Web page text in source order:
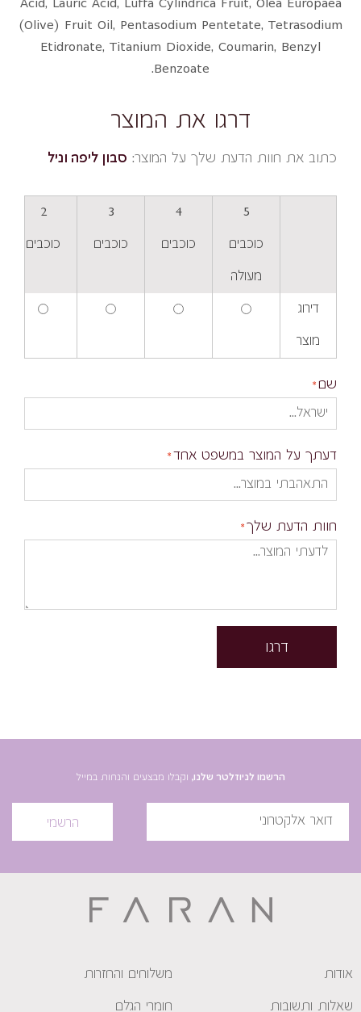
Acid, Lauric Acid, Luffa Cylindrica Fruit, Olea Europaea
(Olive) Fruit Oil, Pentasodium Pentetate, Tetrasodium
Etidronate, Titanium Dioxide, Coumarin, Benzyl
Benzoate.
דרגו את המוצר
כתוב את חוות הדעת שלך על המוצר: סבון ליפה וניל
5
כוכבים
מעולה
4
כוכבים
3
כוכבים
2
כוכבים
דירוג
מוצר
שם
דעתך על המוצר במשפט אחד
חוות הדעת שלך
דרגו
הרשמו לניוזלטר שלנו, וקבלו מבצעים והנחות במייל
הרשמי
אודות משלוחים והחזרות
שאלות ותשובות חומרי הגלם